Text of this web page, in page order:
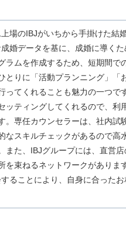
場のIBJがいちから手掛けた結
婚データを基に、成婚に導く
ラムを作成するため、短期間で
とりに「活動プランニング」「
ってくれることも魅力の一つで
ッティングしてくれるので、利
。専任カウンセラーは、社内試
なスキルチェックがあるので高
また、IBJグループには、直営
を束ねるネットワークがありま
ることにより、自身に合った